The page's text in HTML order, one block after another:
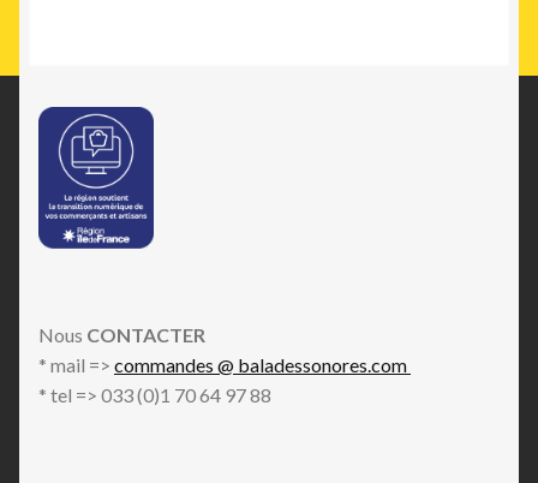
Nous CONTACTER
* mail => commandes @ baladessonores.com
* tel => 033 (0)1 70 64 97 88